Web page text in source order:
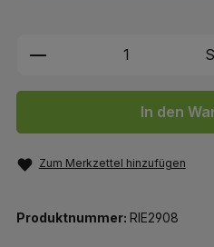
Produkt Anzahl:
In den
Zum Merkzettel hinzufügen
Produktnummer: RIE2908